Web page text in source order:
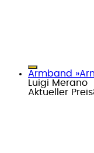
Armband
Luigi Merano
Aktueller Preis